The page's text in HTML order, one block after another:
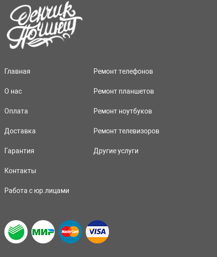
Главная
О нас
Оплата
Доставка
Гарантия
Контакты
Работа с юр.лицами
Ремонт телефонов
Ремонт планшетов
Ремонт ноутбуков
Ремонт телевизоров
Другие услуги